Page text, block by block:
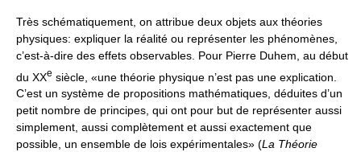
Très schématiquement, on attribue deux objets aux théories
physiques: expliquer la réalité ou représenter les phénomènes,
c’est-à-dire des effets observables. Pour Pierre Duhem, au début
du XXe siècle, «une théorie physique n’est pas une explication.
C’est un système de propositions mathématiques, déduites d’un
petit nombre de principes, qui ont pour but de représenter aussi
simplement, aussi complètement et aussi exactement que
possible, un ensemble de lois expérimentales» (La Théorie